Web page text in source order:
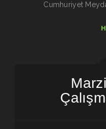
Cumhuriyet